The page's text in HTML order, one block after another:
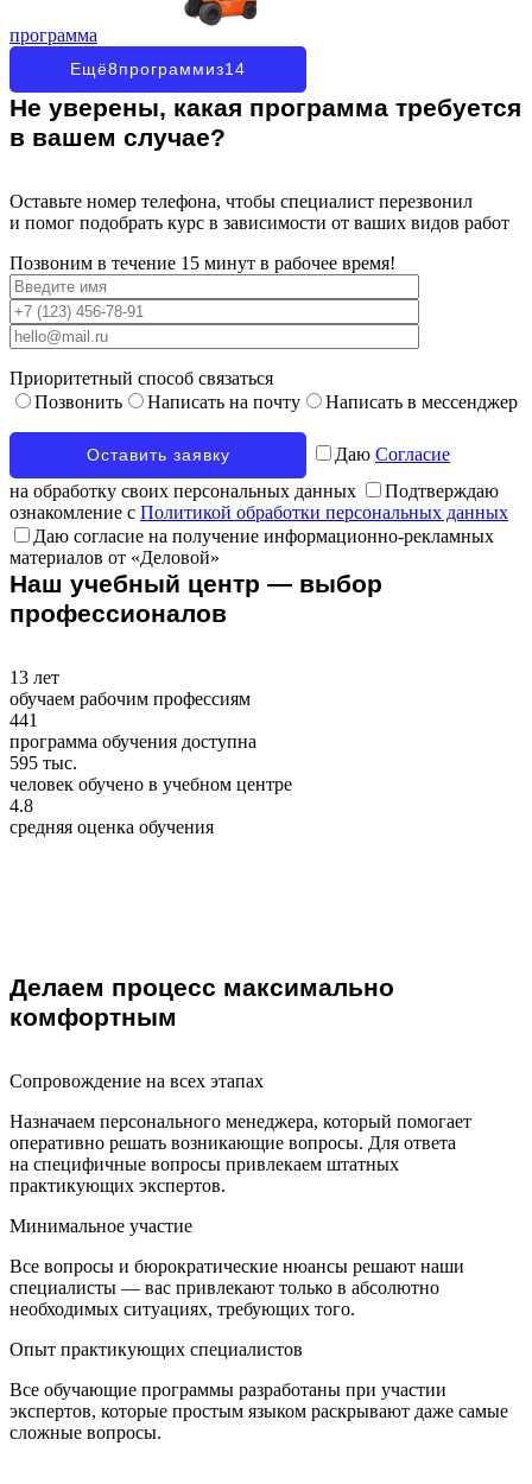
программа
Ещё8программиз14
Не уверены, какая программа требуется
в вашем случае?
Оставьте номер телефона, чтобы специалист перезвонил
и помог подобрать курс в зависимости от ваших видов работ
Позвоним в течение 15 минут в рабочее время!
Приоритетный способ связаться
Позвонить
Написать на почту Написать в мессенджер
Даю Согласие
на обработку своих персональных данных
Подтверждаю
ознакомление с Политикой обработки персональных данных
Даю согласие на получение информационно-рекламных
материалов от «Деловой»
Наш учебный центр — выбор
профессионалов
13 лет
обучаем рабочим профессиям
441
программа обучения доступна
595 тыс.
человек обучено в учебном центре
4.8
средняя оценка обучения
Делаем процесс максимально
комфортным
Сопровождение на всех этапах
Назначаем персонального менеджера, который помогает
оперативно решать возникающие вопросы. Для ответа
на специфичные вопросы привлекаем штатных
практикующих экспертов.
Минимальное участие
Все вопросы и бюрократические нюансы решают наши
специалисты — вас привлекают только в абсолютно
необходимых ситуациях, требующих того.
Опыт практикующих специалистов
Все обучающие программы разработаны при участии
экспертов, которые простым языком раскрывают даже самые
сложные вопросы.